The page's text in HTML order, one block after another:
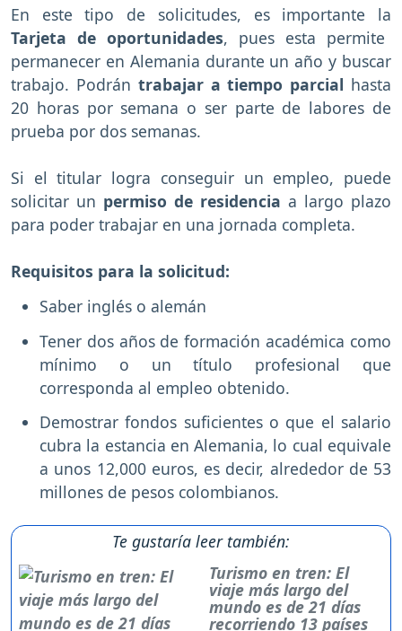
En este tipo de solicitudes, es importante la
Tarjeta de oportunidades, pues esta permite
permanecer en Alemania durante un año y buscar
trabajo. Podrán trabajar a tiempo parcial hasta
20 horas por semana o ser parte de labores de
prueba por dos semanas.
Si el titular logra conseguir un empleo, puede
solicitar un permiso de residencia a largo plazo
para poder trabajar en una jornada completa.
Requisitos para la solicitud:
Saber inglés o alemán
Tener dos años de formación académica como
mínimo o un título profesional que
corresponda al empleo obtenido.
Demostrar fondos suficientes o que el salario
cubra la estancia en Alemania, lo cual equivale
a unos 12,000 euros, es decir, alrededor de 53
millones de pesos colombianos.
Te gustaría leer también:
Turismo en tren: El
viaje más largo del
mundo es de 21 días
recorriendo 13 países